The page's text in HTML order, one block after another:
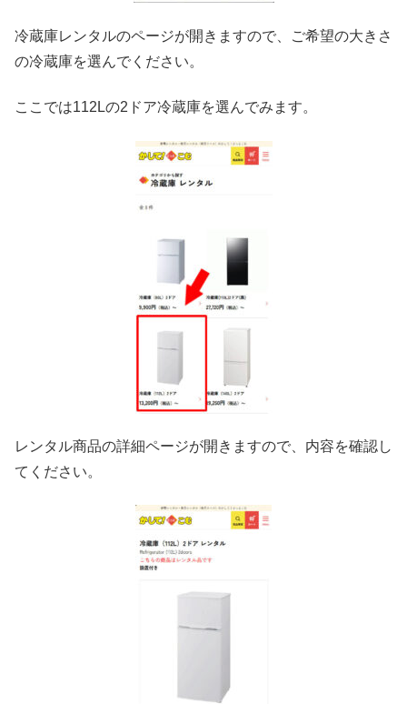
冷蔵庫レンタルのページが開きますので、ご希望の大きさ
の冷蔵庫を選んでください。
ここでは112Lの2ドア冷蔵庫を選んでみます。
レンタル商品の詳細ページが開きますので、内容を確認し
てください。